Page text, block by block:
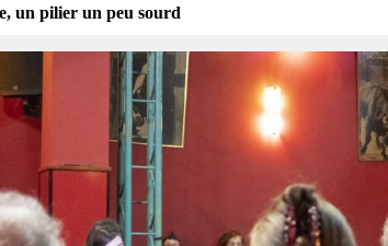
un pilier un peu sourd